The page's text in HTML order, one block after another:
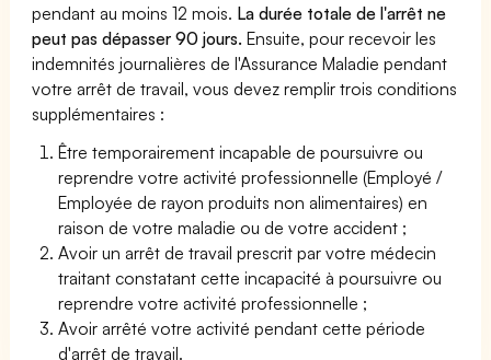
pendant au moins 12 mois. La durée totale de l'arrêt ne
peut pas dépasser 90 jours. Ensuite, pour recevoir les
indemnités journalières de l'Assurance Maladie pendant
votre arrêt de travail, vous devez remplir trois conditions
supplémentaires :
Être temporairement incapable de poursuivre ou
reprendre votre activité professionnelle (Employé /
Employée de rayon produits non alimentaires) en
raison de votre maladie ou de votre accident ;
Avoir un arrêt de travail prescrit par votre médecin
traitant constatant cette incapacité à poursuivre ou
reprendre votre activité professionnelle ;
Avoir arrêté votre activité pendant cette période
d'arrêt de travail.